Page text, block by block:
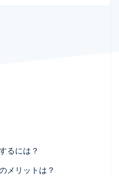
Marketplace
るには？
メリットは？